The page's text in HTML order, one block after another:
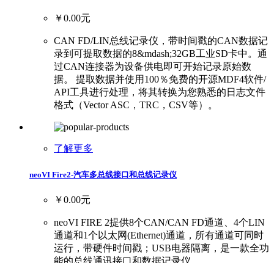
￥0.00元
CAN FD/LIN总线记录仪，带时间戳的CAN数据记
录到可提取数据的8&mdash;32GB工业SD卡中。通
过CAN连接器为设备供电即可开始记录原始数
据。 提取数据并使用100％免费的开源MDF4软件/
API工具进行处理，将其转换为您熟悉的日志文件
格式（Vector ASC，TRC，CSV等）。
了解更多
neoVI Fire2-汽车多总线接口和总线记录仪
￥0.00元
neoVI FIRE 2提供8个CAN/CAN FD通道、4个LIN
通道和1个以太网(Ethernet)通道，所有通道可同时
运行，带硬件时间戳；USB电器隔离，是一款全功
能的总线通讯接口和数据记录仪。